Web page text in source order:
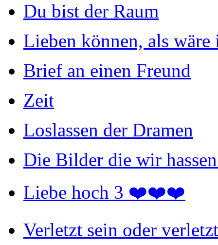
Du bist der Raum
Lieben können, als
Brief an einen Freund
Zeit
Loslassen der Dramen
Die Bilder die wir
Liebe hoch 3 ❤️❤️❤️
Verletzt sein oder